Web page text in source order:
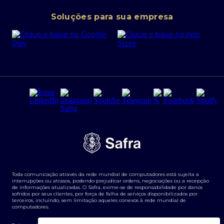
Portal da Privacidade
PRSAC
Regras e Parâmetros de Atuação Banco Safra
Segurança da Informação
Tarifas e serviços Pessoa Física
Transparência de remuneração
Termos e Condições para Portabilidade de Investimento
Cartão Safra Empresas
Empréstimo e financiamentos PJ
Derivativos
Agronegócios
Soluções para sua empresa
Toda comunicação através da rede mundial de computadores está sujeita a
interrupções ou atrasos, podendo prejudicar ordens, negociações ou a recepção
de informações atualizadas. O Safra, exime-se de responsabilidade por danos
sofridos por seus clientes, por força de falha de serviços disponibilizados por
terceiros, incluindo, sem limitação aqueles conexos à rede mundial de
computadores.